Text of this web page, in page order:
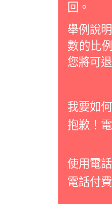
回。
舉例說
數的比
您將可
我要如
抱歉！
使用電
電話付